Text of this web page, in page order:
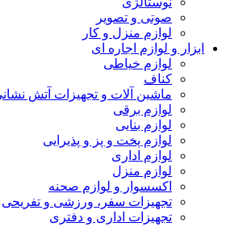
صوتی و تصویر
لوازم منزل و کار
ابزار و لوازم اجاره ای
لوازم خیاطی
کناف
ماشین آلات و تجهیزات آتش نشانی
لوازم برقی
لوازم بنایی
لوازم پخت و پز و پذیرایی
لوازم اداری
لوازم منزل
اکسسوار و لوازم صحنه
تجهیزات سفر، ورزشی و تفریحی
تجهیزات اداری و دفتری